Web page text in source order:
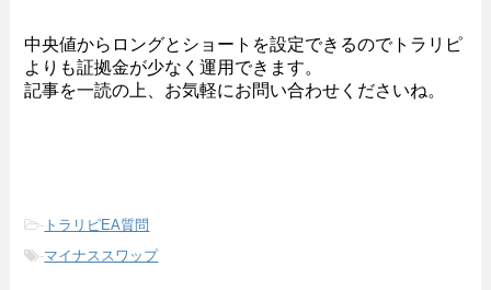
中央値からロングとショートを設定できるのでトラリピ
よりも証拠金が少なく運用できます。
記事を一読の上、お気軽にお問い合わせくださいね。
- トラリピEA質問
-マイナススワップ